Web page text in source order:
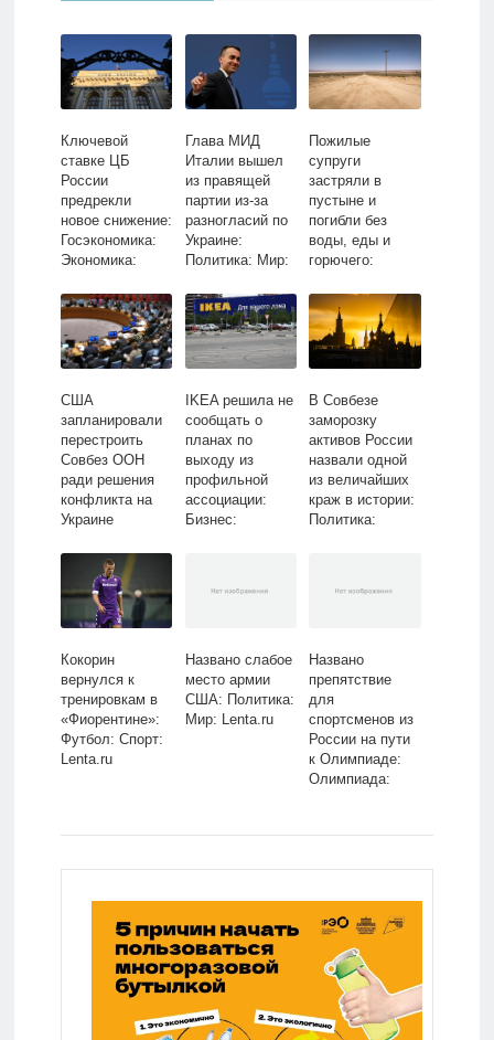
Ключевой
ставке ЦБ
России
предрекли
новое снижение:
Госэкономика:
Экономика:
Глава МИД
Италии вышел
из правящей
партии из-за
разногласий по
Украине:
Политика: Мир:
Пожилые
супруги
застряли в
пустыне и
погибли без
воды, еды и
горючего:
Из жизни:
Lenta.ru
США
запланировали
перестроить
Совбез ООН
ради решения
конфликта на
Украине
IKEA решила не
сообщать о
планах по
выходу из
профильной
ассоциации:
Бизнес:
В Совбезе
заморозку
активов России
назвали одной
из величайших
краж в истории:
Политика:
Кокорин
вернулся к
тренировкам в
«Фиорентине»:
Футбол: Спорт:
Lenta.ru
Названо слабое
место армии
США: Политика:
Мир: Lenta.ru
Названо
препятствие
для
спортсменов из
России на пути
к Олимпиаде:
Олимпиада: